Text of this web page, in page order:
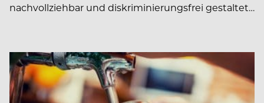
nachvollziehbar und diskriminierungsfrei gestaltet…